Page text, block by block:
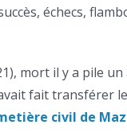
échecs,
mort il y a pile un
fait transférer
civil de